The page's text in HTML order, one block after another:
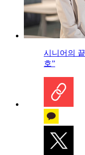
시니어의
호”